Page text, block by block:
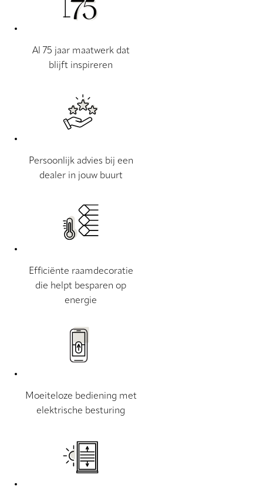
Al 75 jaar maatwerk dat
blijft inspireren
Persoonlijk advies bij een
dealer in jouw buurt
Efficiënte raamdecoratie
die helpt besparen op
energie
Moeiteloze bediening met
elektrische besturing